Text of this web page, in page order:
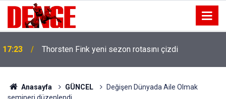
17:23 Thorsten Fink yeni sezon rotasını çizdi
Anasayfa GÜNCEL
Değişen Dünyada Aile Olmak